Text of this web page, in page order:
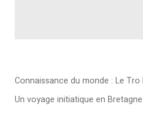
Connaissance du monde : Le Tro
Un voyage initiatique en Bretagne.